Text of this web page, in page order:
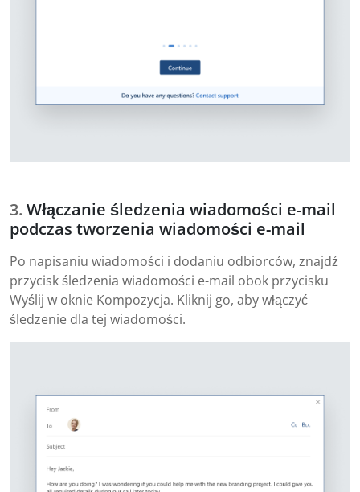
Włączanie śledzenia wiadomości e-mail
podczas tworzenia wiadomości e-mail
Po napisaniu wiadomości i dodaniu odbiorców, znajdź
przycisk śledzenia wiadomości e-mail obok przycisku
Wyślij w oknie Kompozycja. Kliknij go, aby włączyć
śledzenie dla tej wiadomości.